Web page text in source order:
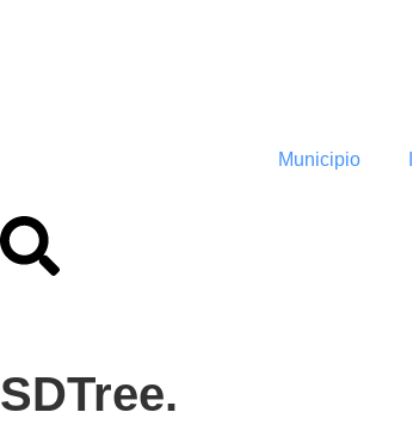
Municipio
SDTree.